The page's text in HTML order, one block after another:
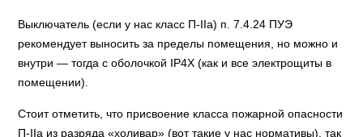
Выключатель (если у нас класс П-IIа) п. 7.4.24 ПУЭ
рекомендует выносить за пределы помещения, но можно и
внутри — тогда с оболочкой IP4X (как и все электрощиты в
помещении).
Стоит отметить, что присвоение класса пожарной опасности
П-IIa из разряда «холивар» (вот такие у нас нормативы), так